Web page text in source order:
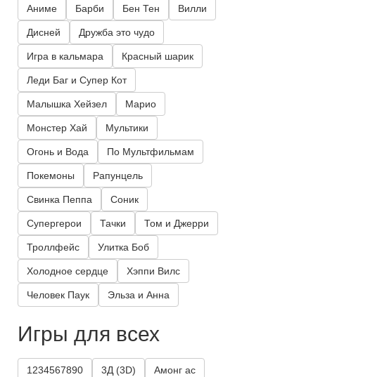
Аниме Барби Бен Тен Вилли
Дисней Дружба это чудо
Игра в кальмара Красный шарик
Леди Баг и Супер Кот
Малышка Хейзел Марио
Монстер Хай Мультики
Огонь и Вода По Мультфильмам
Покемоны Рапунцель
Свинка Пеппа Соник
Супергерои Тачки Том и Джерри
Троллфейс Улитка Боб
Холодное сердце Хэппи Вилс
Человек Паук Эльза и Анна
Игры для всех
1234567890 3Д (3D) Амонг ас